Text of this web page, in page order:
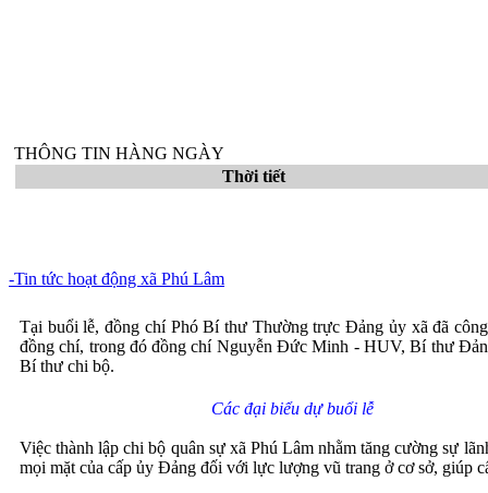
THÔNG TIN HÀNG NGÀY
Thời tiết
-Tin tức hoạt động xã Phú Lâm
Tại buổi lễ, đồng chí Phó Bí thư Thường trực Đảng ủy xã đã
đồng chí, trong đó đồng chí Nguyễn Đức Minh - HUV, Bí thư
Bí thư chi bộ.
Các đại biểu dự buổi lễ
Việc thành lập chi bộ quân sự xã Phú Lâm nhằm tăng cường sự
mọi mặt của cấp ủy Đảng đối với lực lượng vũ trang ở cơ sở, giúp